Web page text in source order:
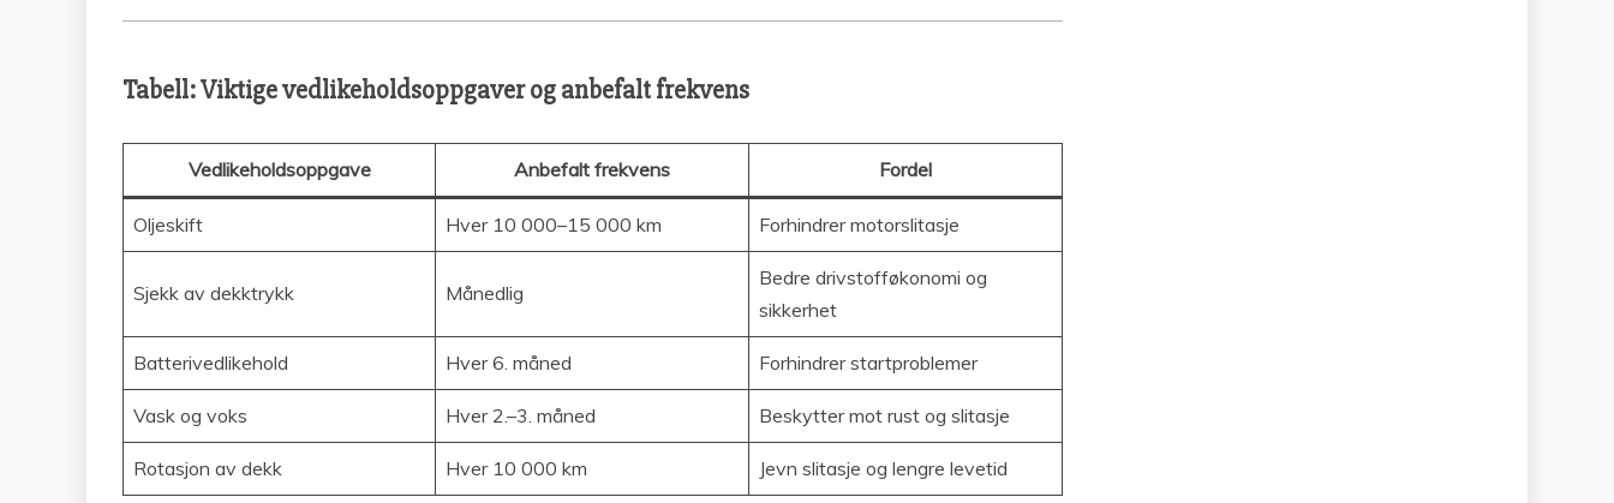
Tabell: Viktige vedlikeholdsoppgaver og anbefalt frekvens
Vedlikeholdsoppgave Anbefalt frekvens Fordel
Oljeskift Hver 10 000–15 000 km Forhindrer motorslitasje
Sjekk av dekktrykk Månedlig
Bedre drivstofføkonomi og
sikkerhet
Batterivedlikehold Hver 6. måned Forhindrer startproblemer
Vask og voks Hver 2.–3. måned Beskytter mot rust og slitasje
Rotasjon av dekk Hver 10 000 km Jevn slitasje og lengre levetid